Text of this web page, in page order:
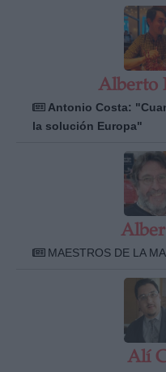
Alberto
Antonio Costa:
la solución Europa"
MAESTROS DE LA
Alí